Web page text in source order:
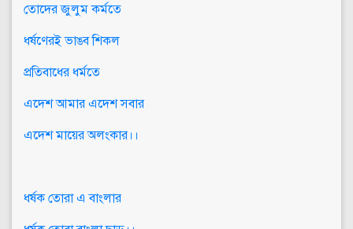
তোদের জুলুম কর্মতে
ধর্ষণেরই ভাঙব শিকল
প্রতিবাধের ধর্মতে
এদেশ আমার এদেশ সবার
এদেশ মায়ের অলংকার।।
ধর্ষক তোরা এ বাংলার